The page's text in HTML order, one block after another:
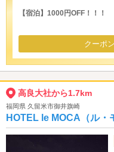
【宿泊】1000円OFF！！！
クーポ
高良大社から1.7km
福岡県 久留米市御井旗崎
HOTEL le MOCA（ル・